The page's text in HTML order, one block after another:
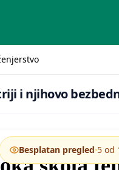
i njihovo
škola
Besplatan pregled·5 od